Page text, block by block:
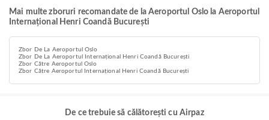
Mai multe zboruri recomandate de la Aeroportul Oslo la Aeroportul
Internațional Henri Coandă București
Zbor De La Aeroportul Oslo
Zbor De La Aeroportul Internațional Henri Coandă București
Zbor Către Aeroportul Oslo
Zbor Către Aeroportul Internațional Henri Coandă București
De ce trebuie să călătorești cu Airpaz